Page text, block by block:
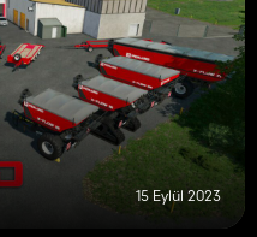
15 Eylül 2023